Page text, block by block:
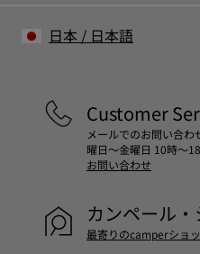
Customer
メールでのお問い合わ
曜日～金曜日 10時～
お問い合わせ
カンペール
最寄りのcamperショ
日本 / 日本語